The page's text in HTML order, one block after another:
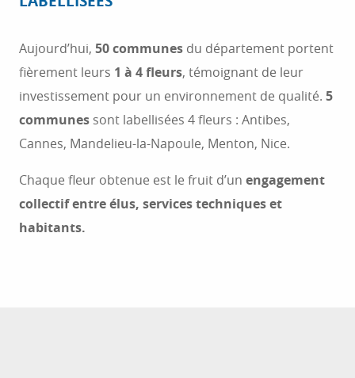
Aujourd’hui, 50 communes du département portent
fièrement leurs 1 à 4 fleurs, témoignant de leur
investissement pour un environnement de qualité. 5
communes sont labellisées 4 fleurs : Antibes,
Cannes, Mandelieu-la-Napoule, Menton, Nice.
Chaque fleur obtenue est le fruit d’un engagement
collectif entre élus, services techniques et
habitants.